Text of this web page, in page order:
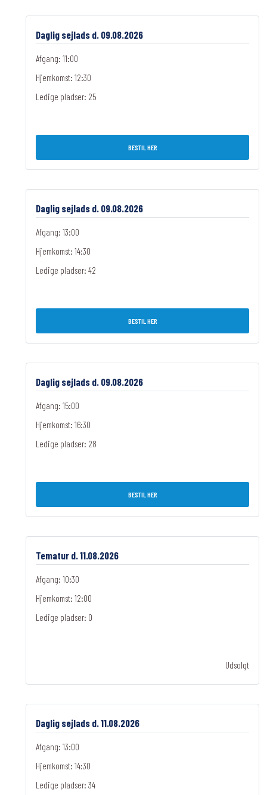
Daglig sejlads d. 09.08.2026
Afgang: 11:00
Hjemkomst: 12:30
Ledige pladser: 25
BESTIL HER
Daglig sejlads d. 09.08.2026
Afgang: 13:00
Hjemkomst: 14:30
Ledige pladser: 42
BESTIL HER
Daglig sejlads d. 09.08.2026
Afgang: 15:00
Hjemkomst: 16:30
Ledige pladser: 28
BESTIL HER
Tematur d. 11.08.2026
Afgang: 10:30
Hjemkomst: 12:00
Ledige pladser: 0
Udsolgt
Daglig sejlads d. 11.08.2026
Afgang: 13:00
Hjemkomst: 14:30
Ledige pladser: 34